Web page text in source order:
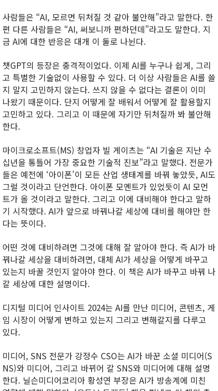
사람들은 “AI, 모르면 뒤처질 것 같아 불안해”라고 말한다. 한
편 다른 사람들은 “AI, 써보니까 편하던데”라고도 말한다. 지
금 AI에 대한 반응은 대개 이 둘로 나뉜다.
챗GPT의 등장은 충격적이었다. 이제 AI를 누구나 쉽게, 그리
고 특별한 기술없이 사용할 수 있다. 더 이상 사람들은 AI를 쓸
지 말지 고민하지 않는다. 쓰지 않을 수 없다는 결론이 이미
나왔기 때문이다. 단지 어떻게 잘 배워서 어떻게 잘 활용할지
고민하고 있다. 그리고 이 때문에 자기만 뒤처질까 봐 불안해
한다.
마이크로소프트(MS) 창업자 빌 게이츠는 “AI 기술은 지난 수
십년을 통틀어 가장 중요한 기술적 진보”라고 말했다. 전문가
들은 예전에 ‘아이폰’이 모든 산업 생태계를 바꿔 놓았듯, AI도
그럴 것이라고 단언한다. 아이폰 모멘트가 있었듯이 AI 모먼
트가 올 것이라고 말한다. 그리고 이에 대비해야 한다고 말하
기 시작했다. AI가 앞으로 바꿔나갈 세상에 대비를 해야만 한
다는 뜻이다.
어떤 것에 대비하려면 그것에 대해 잘 알아야 한다. 즉 AI가 바
꿔나갈 세상을 대비하려면, 대체 AI가 세상을 어떻게 바꾸고
있는지 바꿀 것인지 알아야 한다. 이 책은 AI가 바꾸고 바꿔 나
갈 세상에 대한 설명이다.
디지털 미디어 인사이트 2024는 AI를 만난 미디어, 콘텐츠, 게
임 시장이 어떻게 변하고 있는지 그리고 변해갈지를 다루고
있다.
미디어, SNS 전문가 강정수 CSO는 AI가 바꾼 소셜 미디어(S
NS)와 미디어, 그리고 바뀌어 갈 SNS와 미디어에 대해 설명
한다. 닐슨미디어코리아 황성연 부장은 AI가 방송계에 미친